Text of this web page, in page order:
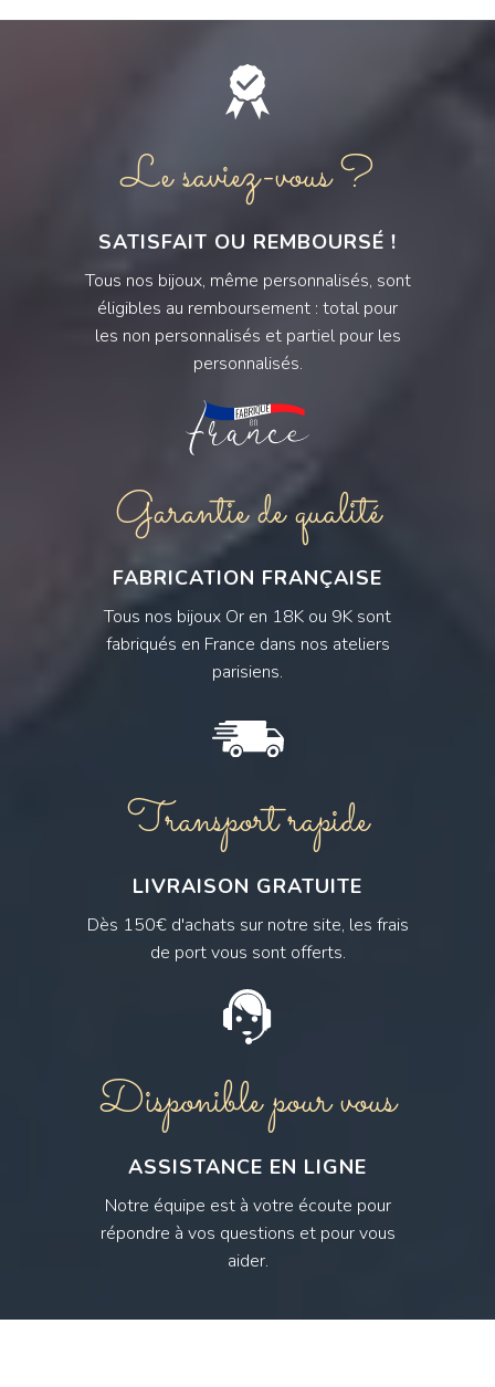
Le saviez-vous ?
SATISFAIT OU REMBOURSÉ !
Tous nos bijoux, même personnalisés, sont
éligibles au remboursement : total pour
les non personnalisés et partiel pour les
personnalisés.
Garantie de qualité
FABRICATION FRANÇAISE
Tous nos bijoux Or en 18K ou 9K sont
fabriqués en France dans nos ateliers
parisiens.
Transport rapide
LIVRAISON GRATUITE
Dès 150€ d'achats sur notre site, les frais
de port vous sont offerts.
Disponible pour vous
ASSISTANCE EN LIGNE
Notre équipe est à votre écoute pour
répondre à vos questions et pour vous
aider.